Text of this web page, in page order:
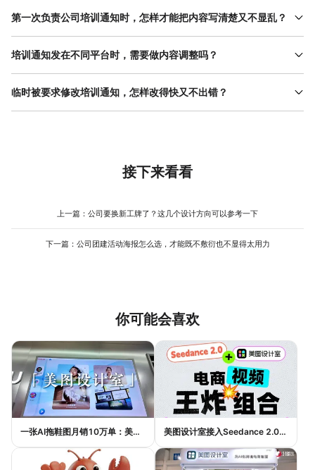
第一次负责公司培训通知时，怎样才能把内容写清楚又不显乱？
小编的做法是先在纸上列清单，把培训主题、时间、地点、参与人
群四项写出来，再按重要程度排序。制作培训通知时，标题只放培
误再正式发布。
培训通知发在不同平台时，需要做内容调整吗？
需要。小编一般会准备一个基础版培训通知，然后根据平台微调。
发工作群时，文字可以稍微多一点；发朋友圈时，重点信息放前
临时被要求修改培训通知，怎样改得快又不出错？
小编的经验是只改必要信息，比如时间、地点或参与对象，其余结
接下来看看
上一篇： 公司要换新工牌了？这几个设计方向可以参考一下
下一篇： 公司团建活动海报怎么选，才能既不敷衍也不显得太用力
你可能会喜欢
一张AI拖鞋图月销10万单：美图设计室如何帮助普通电商卖家提升效率与销量 美图设计室接入Seedance 2.0：AI如何实现一句话生成电商带货视频